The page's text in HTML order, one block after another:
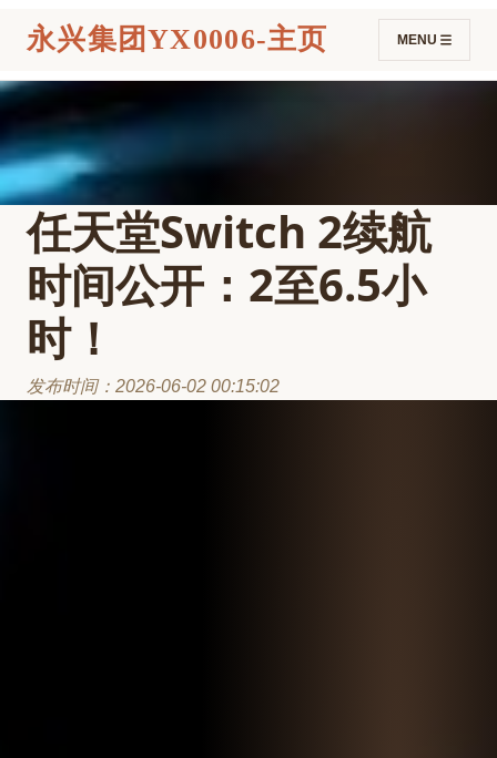
永兴集团YX0006-主页 MENU
任天堂Switch 2续航
时间公开：2至6.5小
时！
发布时间：2026-06-02 00:15:02